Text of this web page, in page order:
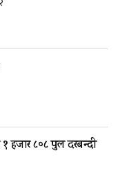
हजार ८०८ पुल दरबन्दी